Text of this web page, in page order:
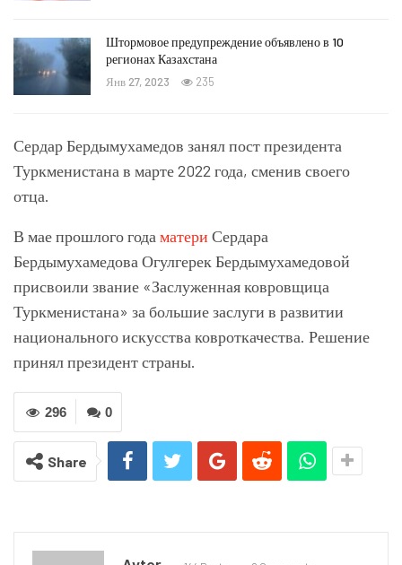
Штормовое предупреждение объявлено в 10
регионах Казахстана
Янв 27, 2023 235
Сердар Бердымухамедов занял пост президента
Туркменистана в марте 2022 года, сменив своего
отца.
В мае прошлого года матери Сердара
Бердымухамедова Огулгерек Бердымухамедовой
присвоили звание «Заслуженная ковровщица
Туркменистана» за большие заслуги в развитии
национального искусства ковроткачества. Решение
принял президент страны.
0
296
Share